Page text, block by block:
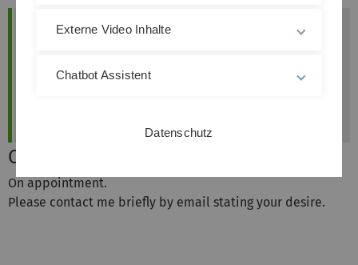
Leitung
E-Mail:robert.stelzer(at)uni-ulm.de
Office hours
On appointment.
Please contact me briefly by email stating your desire.
Externe Video Inhalte
Chatbot Assistent
Datenschutz